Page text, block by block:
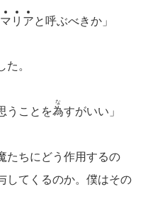
マ リ アと呼ぶべきか」
。
うことを為
な
すがいい」
たちにどう作用するの
してくるのか。僕はその